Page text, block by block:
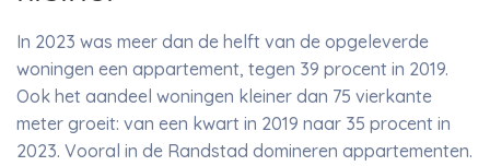
In 2023 was meer dan de helft van de opgeleverde
woningen een appartement, tegen 39 procent in 2019.
Ook het aandeel woningen kleiner dan 75 vierkante
meter groeit: van een kwart in 2019 naar 35 procent in
2023. Vooral in de Randstad domineren appartementen.